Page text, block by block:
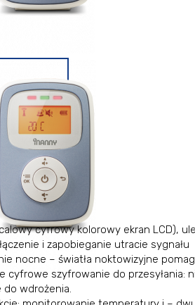
cyfrowy kolorowy ekran LCD),
i zapobieganie utracie sygnału
nocne – światła noktowizyjne
cyfrowe szyfrowanie do przesyłania:
wdrożenia.